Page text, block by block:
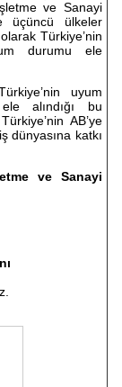
ve Sanayi
üçüncü ülkeler
Türkiye’nin
durumu ele
uyum
alındığı bu
AB’ye
dünyasına katkı
ve Sanayi